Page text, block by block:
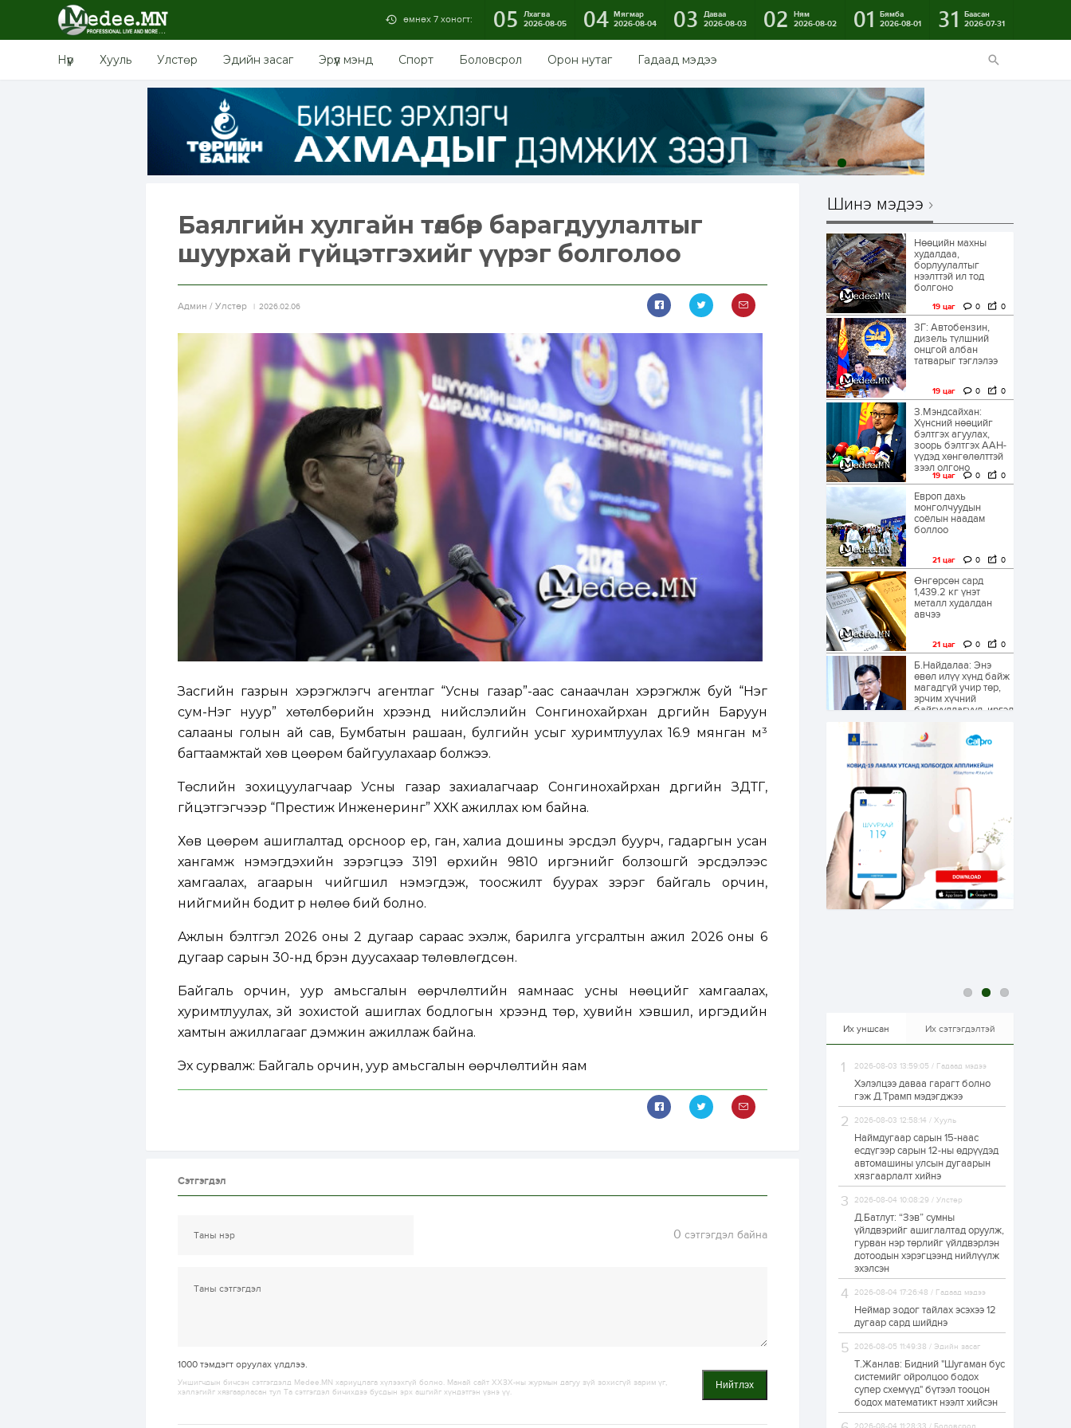
өмнөх 7 хоногт: 05
Лхагва
2026-08-05
04 Мягмар
2026-08-04
03
Даваа
2026-08-03
02
Ням
2026-08-02
01
Бямба
2026-08-01
31
Баасан
2026-07-31
Нүүр Хууль Улстөр Эдийн засаг Эрүүл мэнд Спорт Боловсрол Орон нутаг Гадаад мэдээ
Баялгийн хулгайн төлбөр барагдуулалтыг
шуурхай гүйцэтгэхийг үүрэг болголоо
Aдмин / Улстөр 2026.02.06
Засгийн газрын хэрэгжүүлэгч агентлаг “Усны газар”-аас санаачлан хэрэгжүүлж буй “Нэг
сум-Нэг нуур” хөтөлбөрийн хүрээнд нийслэлийн Сонгинохайрхан дүүргийн Баруун
салааны голын ай сав, Бумбатын рашаан, булгийн усыг хуримтлуулах 16.9 мянган м³
багтаамжтай хөв цөөрөм байгуулахаар болжээ.
Төслийн зохицуулагчаар Усны газар захиалагчаар Сонгинохайрхан дүүргийн ЗДТГ,
гүйцэтгэгчээр “Престиж Инженеринг” ХХК ажиллах юм байна.
Хөв цөөрөм ашиглалтад орсноор үер, ган, халиа дошины эрсдэл буурч, гадаргын усан
хангамж нэмэгдэхийн зэрэгцээ 3191 өрхийн 9810 иргэнийг болзошгүй эрсдэлээс
хамгаалах, агаарын чийгшил нэмэгдэж, тоосжилт буурах зэрэг байгаль орчин,
нийгмийн бодит үр нөлөө бий болно.
Ажлын бэлтгэл 2026 оны 2 дугаар сараас эхэлж, барилга угсралтын ажил 2026 оны 6
дугаар сарын 30-нд бүрэн дуусахаар төлөвлөгдсөн.
Байгаль орчин, уур амьсгалын өөрчлөлтийн яамнаас усны нөөцийг хамгаалах,
хуримтлуулах, зүй зохистой ашиглах бодлогын хүрээнд төр, хувийн хэвшил, иргэдийн
хамтын ажиллагааг дэмжин ажиллаж байна.
Эх сурвалж: Байгаль орчин, уур амьсгалын өөрчлөлтийн яам
Сэтгэгдэл
0 сэтгэгдэл байна
1000 тэмдэгт оруулах үлдлээ.
Нийтлэх
Уншигчдын бичсэн сэтгэгдэлд Medee.MN хариуцлага хүлээхгүй болно. Манай сайт ХХЗХ-ны журмын дагуу зүй зохисгүй зарим үг,
хэллэгийг хязгаарласан тул Та сэтгэгдэл бичихдээ бусдын эрх ашгийг хүндэтгэн үзнэ үү.
Шинэ мэдээ
Нөөцийн махны
худалдаа,
борлуулалтыг
нээлттэй ил тод
болгоно
19 цаг 0 0
ЗГ: Автобензин,
дизель түлшний
онцгой албан
татварыг тэглэлээ
19 цаг 0 0
З.Мэндсайхан:
Хүнсний нөөцийг
бэлтгэх агуулах,
зоорь бэлтгэх ААН-
үүдэд хөнгөлөлттэй
зээл олгоно
19 цаг 0 0
Европ дахь
монголчуудын
соёлын наадам
боллоо
21 цаг 0 0
Өнгөрсөн сард
1,439.2 кг үнэт
металл худалдан
авчээ
21 цаг 0 0
Б.Найдалаа: Энэ
өвөл илүү хүнд байж
магадгүй учир төр,
эрчим хүчний
байгууллагууд, иргэд
Өнөөдөр сондгой
тоогоор төгссөн
автомашинтай иргэд
22 цаг
ЗГ: Шатахууны
нийлүүлэлтийг
тогтворжуулах
асуудлыг хэлэлцэж
байна
22 цаг 0
хэрэгжилт,
амлалтаас илүү
бодит үр дүн чухал
1 өдөр 0
Неймар зодог тайлах
эсэхээ 12 дугаар сард
шийднэ
1 өдөр 0
Нийслэлийн 30
дугаар сургуулийг 10
дугаар сарын 1-нд
ашиглалтад оруулна
1 өдөр 0 0
Морингийн давааны
хатуу хог хаягдал
дахин боловсруулах
1 өдөр
COP17 хурлын үеэр 5
дүүргийн 73
цэцэрлэг, 60
сургуульд
зохицуулалт хийнэ
1 өдөр 0
Их уншсан Их сэтгэгдэлтэй
2026-08-03 13:59:05 / Гадаад мэдээ
Хэлэлцээ даваа гарагт болно
гэж Д.Трамп мэдэгджээ
2026-08-03 12:58:14 / Хууль
Наймдугаар сарын 15-наас
есдүгээр сарын 12-ны өдрүүдэд
автомашины улсын дугаарын
хязгаарлалт хийнэ
2026-08-04 10:08:29 / Улстөр
Д.Батлут: “Зэв” сумны
үйлдвэрийг ашиглалтад оруулж,
гурван нэр төрлийг үйлдвэрлэн
дотоодын хэрэгцээнд нийлүүлж
эхэлсэн
2026-08-04 17:26:48 / Гадаад мэдээ
Неймар зодог тайлах эсэхээ 12
дугаар сард шийднэ
2026-08-05 11:49:38 / Эдийн засаг
Т.Жанлав: Бидний "Шугаман бус
системийг ойролцоо бодох
супер схемүүд" бүтээл тооцон
бодох математикт нээлт хийсэн